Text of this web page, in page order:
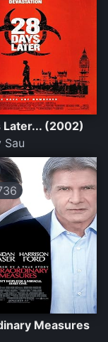
Later... (2002)
Sau
Measures